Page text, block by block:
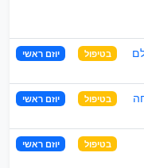
בטיפול יוזם ראשי
בטיפול יוזם ראשי
בטיפול יוזם ראשי